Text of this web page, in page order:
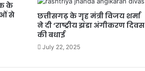
के
से
छत्तीसगढ़ के गृह मंत्री विजय शर्मा
ने दी ‘राष्ट्रीय झंडा अंगीकरण दिवस
की बधाई
July 22, 2025